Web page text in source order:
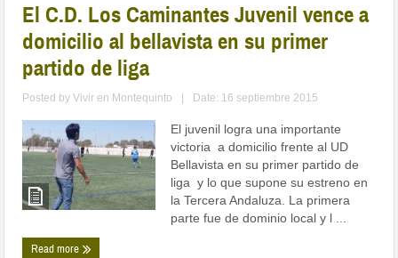
El C.D. Los Caminantes Juvenil vence a
domicilio al bellavista en su primer
partido de liga
Posted byVivir en Montequinto Date: 16 septiembre 2015
El juvenil logra una importante
victoria a domicilio frente al UD
Bellavista en su primer partido de
liga y lo que supone su estreno en
la Tercera Andaluza. La primera
parte fue de dominio local y l ...
Read more